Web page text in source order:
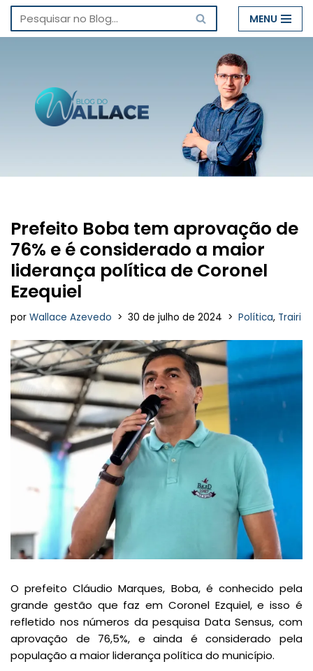
Pular
conteúdo
MENU
Prefeito Boba tem aprovação de
76% e é considerado a maior
liderança política de Coronel
Ezequiel
por Wallace Azevedo 30 de julho de 2024 Política, Trairi
O prefeito Cláudio Marques, Boba, é conhecido pela
grande gestão que faz em Coronel Ezquiel, e isso é
refletido nos números da pesquisa Data Sensus, com
aprovação de 76,5%, e ainda é considerado pela
população a maior liderança política do município.